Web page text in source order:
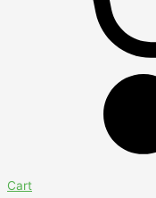
Cart